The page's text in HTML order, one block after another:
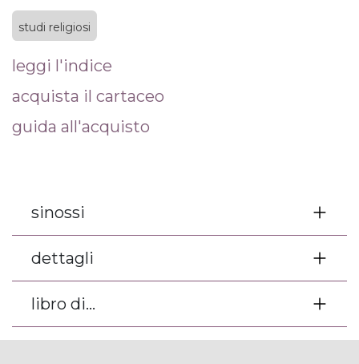
studi religiosi
leggi l'indice
acquista il cartaceo
guida all'acquisto
sinossi
dettagli
libro di...